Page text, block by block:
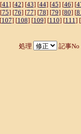
41] [42] [43] [44] [45] [46] [
75] [76] [77] [78] [79] [80] [
107] [108] [109] [110] [111] [
処理 記事No